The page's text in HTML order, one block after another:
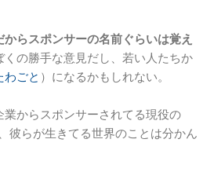
らスポンサーの名前ぐらいは覚え
くの勝手な意見だし、若い人たちか
わごと ）になるかもしれない。
業からスポンサーされてる現役の
彼らが生きてる世界のことは分かん